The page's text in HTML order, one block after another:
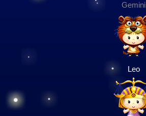
Gemini
Leo